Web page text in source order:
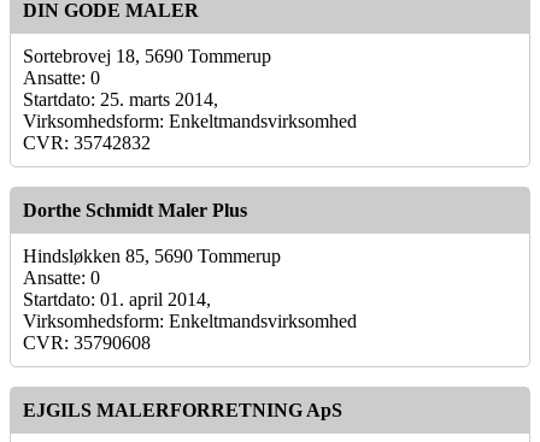
DIN GODE MALER
Sortebrovej 18, 5690 Tommerup
Ansatte: 0
Startdato: 25. marts 2014,
Virksomhedsform: Enkeltmandsvirksomhed
CVR: 35742832
Dorthe Schmidt Maler Plus
Hindsløkken 85, 5690 Tommerup
Ansatte: 0
Startdato: 01. april 2014,
Virksomhedsform: Enkeltmandsvirksomhed
CVR: 35790608
EJGILS MALERFORRETNING ApS